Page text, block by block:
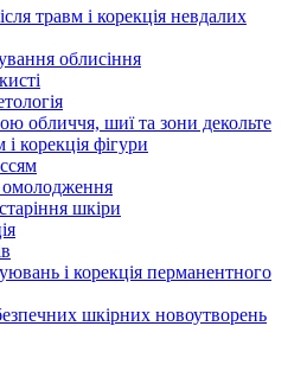
травм і корекція невдалих
облисіння
обличчя, шиї та зони декольте
і корекція фігури
омолодження
шкіри
і корекція перманентного
шкірних новоутворень